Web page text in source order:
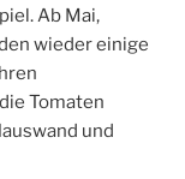
Ab Mai,
wieder einige
Tomaten
und